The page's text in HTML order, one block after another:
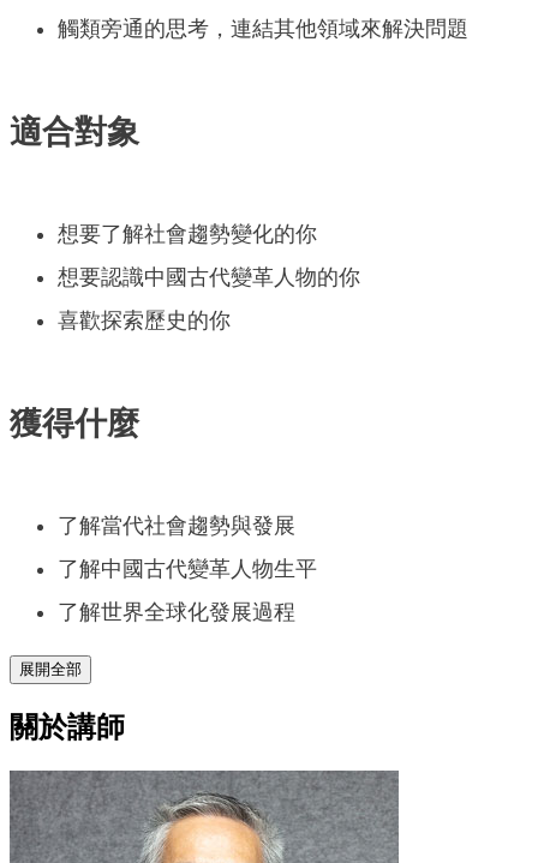
觸類旁通的思考，連結其他領域來解決問題
適合對象
想要了解社會趨勢變化的你
想要認識中國古代變革人物的你
喜歡探索歷史的你
獲得什麼
了解當代社會趨勢與發展
了解中國古代變革人物生平
了解世界全球化發展過程
展開全部
關於講師